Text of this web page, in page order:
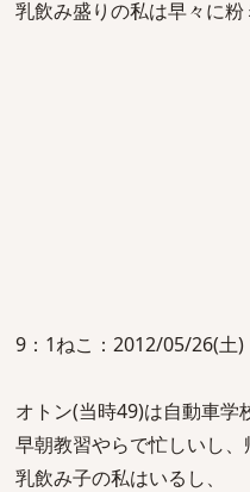
乳飲み盛りの私は早々に粉
9：1ねこ：2012/05/26(土
オトン(当時49)は自動車学
早朝教習やらで忙しいし、
乳飲み子の私はいるし、